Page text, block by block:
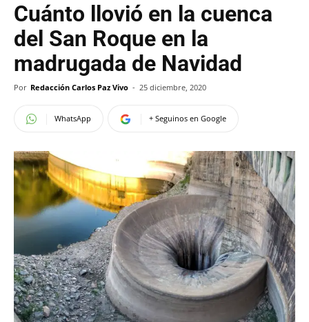
Cuánto llovió en la cuenca
del San Roque en la
madrugada de Navidad
Por Redacción Carlos Paz Vivo - 25 diciembre, 2020
WhatsApp + Seguinos en Google